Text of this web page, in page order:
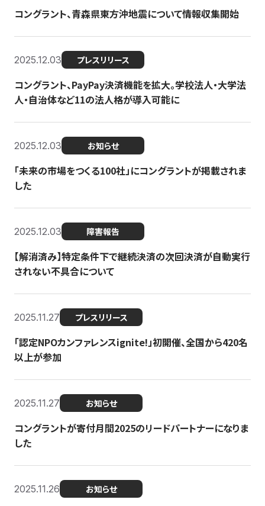
コングラント、青森県東方沖地震について情報収集開始
2025.12.03 プレスリリース
コングラント、PayPay決済機能を拡大。学校法人・大学法
人・自治体など11の法人格が導入可能に
2025.12.03 お知らせ
「未来の市場をつくる100社」にコングラントが掲載されま
した
2025.12.03 障害報告
【解消済み】特定条件下で継続決済の次回決済が自動実行
されない不具合について
2025.11.27 プレスリリース
「認定NPOカンファレンスignite!」初開催、全国から420名
以上が参加
2025.11.27 お知らせ
コングラントが寄付月間2025のリードパートナーになりま
した
2025.11.26 お知らせ